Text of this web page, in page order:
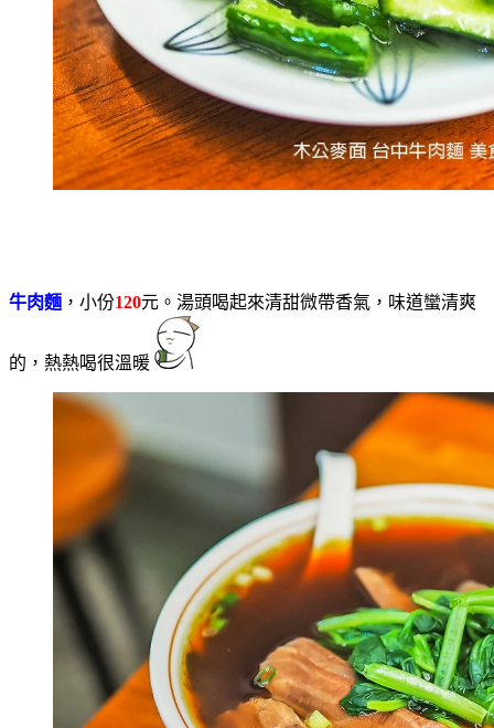
牛肉麵 ，小份120元。湯頭喝起來清甜微帶香氣，味道蠻清爽
的，熱熱喝很溫暖